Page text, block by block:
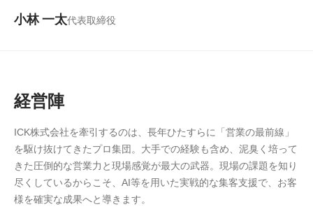
小林 一太代表取締役
経営陣
ICK株式会社を牽引するのは、長年ひたすらに「営業の最前線」
を駆け抜けてきたプロ集団。大手での経験も含め、泥臭く培って
きた圧倒的な営業力と現場感覚が最大の武器。現場の課題を知り
尽くしているからこそ、AI等を用いた実戦的な集客支援で、お客
様を確実な成果へと導きます。